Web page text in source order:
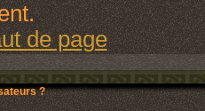
de page
?